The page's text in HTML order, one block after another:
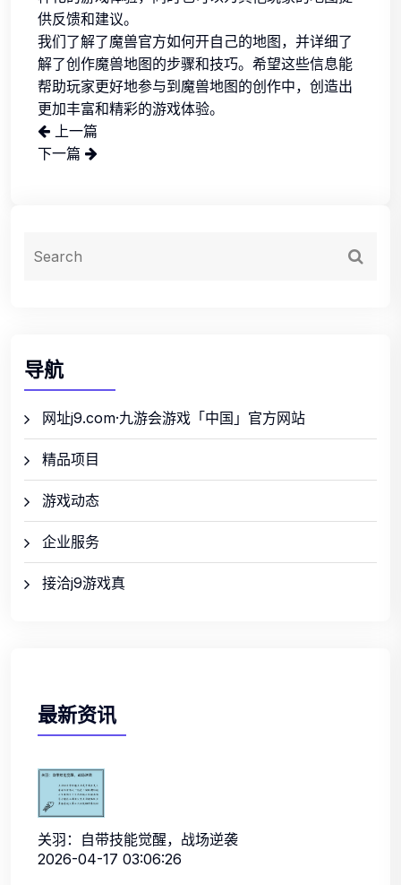
供反馈和建议。
我们了解了魔兽官方如何开自己的地图，并详细了
解了创作魔兽地图的步骤和技巧。希望这些信息能
帮助玩家更好地参与到魔兽地图的创作中，创造出
更加丰富和精彩的游戏体验。
上一篇
下一篇
导航
网址j9.com·九游会游戏「中国」官方网站
精品项目
游戏动态
企业服务
接洽j9游戏真
最新资讯
关羽：自带技能觉醒，战场逆袭
2026-04-17 03:06:26